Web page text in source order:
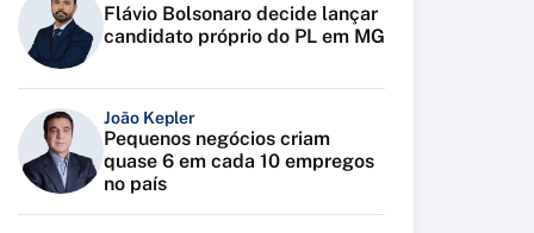
Flávio Bolsonaro decide lançar
candidato próprio do PL em MG
João Kepler
Pequenos negócios criam
quase 6 em cada 10 empregos
no país